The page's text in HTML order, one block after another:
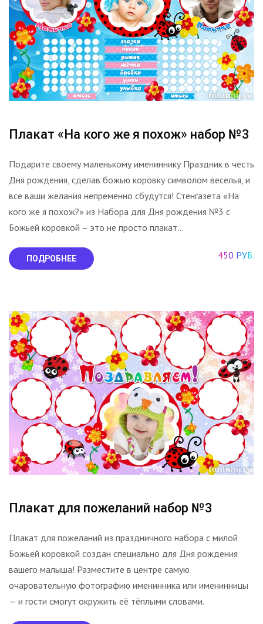
Плакат «На кого же я похож» набор №3
Подарите своему маленькому имениннику Праздник в честь
Дня рождения, сделав божью коровку символом веселья, и
все ваши желания непременно сбудутся! Стенгазета «На
кого же я похож?» из Набора для Дня рождения №3 с
Божьей коровкой – это не просто плакат...
ПОДРОБНЕЕ 450 РУБ.
Плакат для пожеланий набор №3
Плакат для пожеланий из праздничного набора с милой
Божьей коровкой создан специально для Дня рождения
вашего малыша! Разместите в центре самую
очаровательную фотографию именинника или именинницы
— и гости смогут окружить её тёплыми словами.